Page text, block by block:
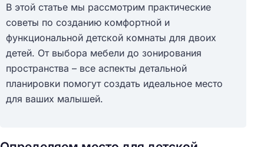
В этой статье мы рассмотрим практические
советы по созданию комфортной и
функциональной детской комнаты для двоих
детей. От выбора мебели до зонирования
пространства – все аспекты детальной
планировки помогут создать идеальное место
для ваших малышей.